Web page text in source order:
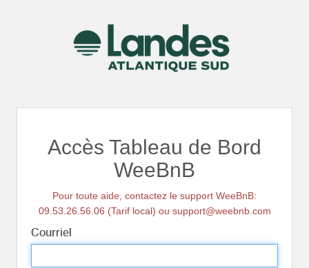
Accès Tableau de Bord
WeeBnB
Pour toute aide, contactez le support WeeBnB:
09.53.26.56.06 (Tarif local) ou support@weebnb.com
Courriel